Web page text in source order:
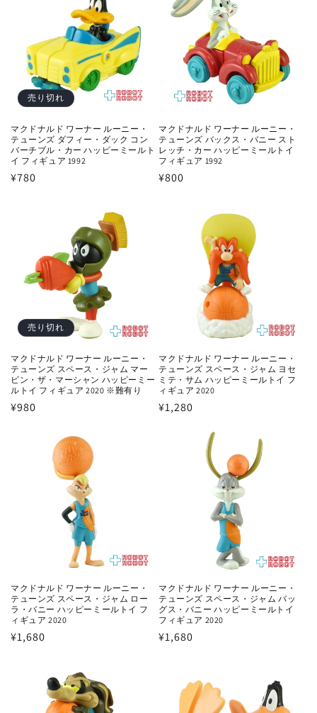
売り切れ
マクドナルド ワーナー ルーニー・
テューンズ ダフィー・ダック コン
バーチブル・カー ハッピーミールト
イ フィギュア 1992
通
¥780
マクドナルド ワーナー ルーニー・
テューンズ バックス・バニー スト
レッチ・カー ハッピーミールトイ
フィギュア 1992
通
¥800
売り切れ
マクドナルド ワーナー ルーニー・
テューンズ スペース・ジャム マー
ビン・ザ・マーシャン ハッピーミー
ルトイ フィギュア 2020 ※難有り
通
¥980
マクドナルド ワーナー ルーニー・
テューンズ スペース・ジャム ヨセ
ミテ・サム ハッピーミールトイ フ
ィギュア 2020
通
¥1,280
マクドナルド ワーナー ルーニー・
テューンズ スペース・ジャム ロー
ラ・バニー ハッピーミールトイ フ
ィギュア 2020
通
¥1,680
マクドナルド ワーナー ルーニー・
テューンズ スペース・ジャム バッ
グス・バニー ハッピーミールトイ
フィギュア 2020
通
¥1,680